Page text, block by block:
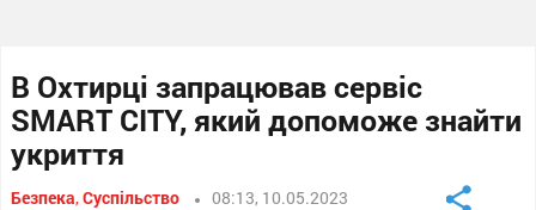
В Охтирці запрацював сервіс
SMART CITY, який допоможе знайти
укриття
Безпека,Суспільство 08:13, 10.05.2023